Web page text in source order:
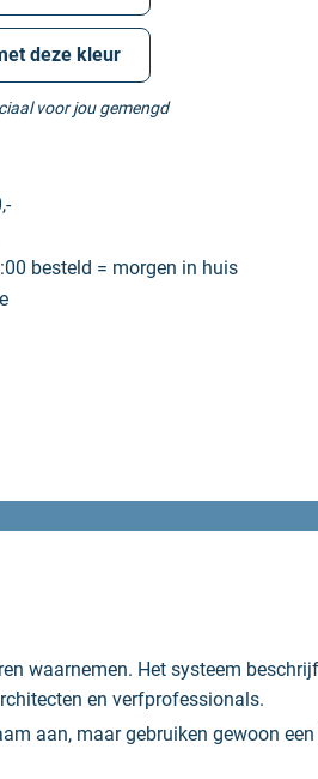
deze kleur
voor jou gemengd
besteld = morgen in huis
waarnemen. Het systeem
en verfprofessionals.
aan, maar gebruiken gewoon een